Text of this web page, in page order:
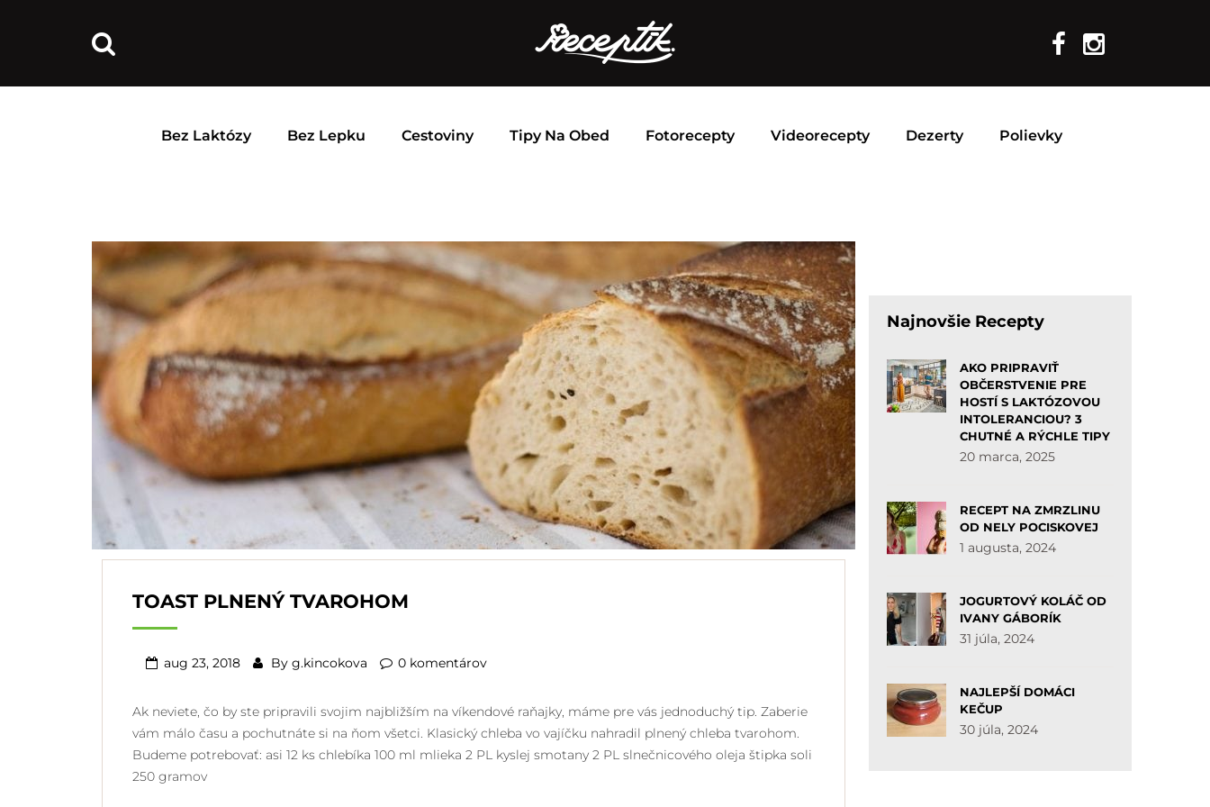
Bez Laktózy Bez Lepku Cestoviny Tipy Na Obed Fotorecepty Videorecepty Dezerty Polievky
TOAST PLNENÝ TVAROHOM
aug 23, 2018 By g.kincokova 0 komentárov
Ak neviete, čo by ste pripravili svojim najbližším na víkendové raňajky, máme pre vás jednoduchý tip. Zaberie
vám málo času a pochutnáte si na ňom všetci. Klasický chleba vo vajíčku nahradil plnený chleba tvarohom.
Budeme potrebovať: asi 12 ks chlebíka 100 ml mlieka 2 PL kyslej smotany 2 PL slnečnicového oleja štipka soli
250 gramov
Najnovšie Recepty
AKO PRIPRAVIŤ
OBČERSTVENIE PRE
HOSTÍ S LAKTÓZOVOU
INTOLERANCIOU? 3
CHUTNÉ A RÝCHLE TIPY
20 marca, 2025
RECEPT NA ZMRZLINU
OD NELY POCISKOVEJ
1 augusta, 2024
JOGURTOVÝ KOLÁČ OD
IVANY GÁBORÍK
31 júla, 2024
NAJLEPŠÍ DOMÁCI
KEČUP
30 júla, 2024